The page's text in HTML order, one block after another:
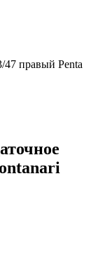
47 правый Penta